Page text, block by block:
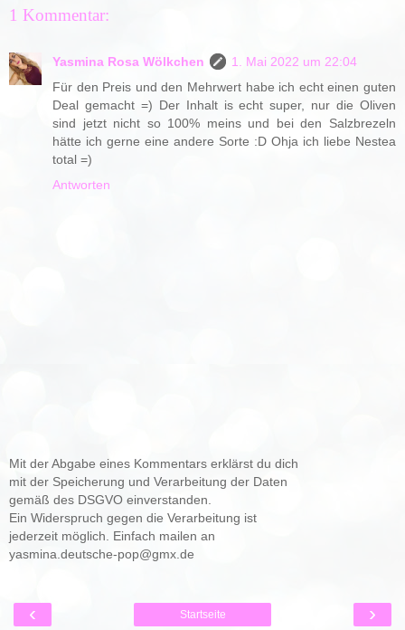
1 Kommentar:
Yasmina Rosa Wölkchen
1. Mai 2022 um 22:04
Für den Preis und den Mehrwert habe ich echt einen guten
Deal gemacht =) Der Inhalt is echt super, nur die Oliven
sind jetzt nicht so 100% meins und bei den Salzbrezeln
hätte ich gerne eine andere Sorte :D Ohja ich liebe Nestea
total =)
Antworten
Mit der Abgabe eines Kommentars erklärst du dich
mit der Speicherung und Verarbeitung der Daten
gemäß des DSGVO einverstanden.
Ein Widerspruch gegen die Verarbeitung ist
jederzeit möglich. Einfach mailen an
yasmina.deutsche-pop@gmx.de
‹ ›
Startseite